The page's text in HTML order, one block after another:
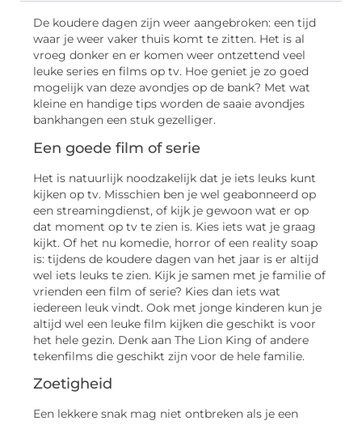
De koudere dagen zijn weer aangebroken: een tijd
waar je weer vaker thuis komt te zitten. Het is al
vroeg donker en er komen weer ontzettend veel
leuke series en films op tv. Hoe geniet je zo goed
mogelijk van deze avondjes op de bank? Met wat
kleine en handige tips worden de saaie avondjes
bankhangen een stuk gezelliger.
Een goede film of serie
Het is natuurlijk noodzakelijk dat je iets leuks kunt
kijken op tv. Misschien ben je wel geabonneerd op
een streamingdienst, of kijk je gewoon wat er op
dat moment op tv te zien is. Kies iets wat je graag
kijkt. Of het nu komedie, horror of een reality soap
is: tijdens de koudere dagen van het jaar is er altijd
wel iets leuks te zien. Kijk je samen met je familie of
vrienden een film of serie? Kies dan iets wat
iedereen leuk vindt. Ook met jonge kinderen kun je
altijd wel een leuke film kijken die geschikt is voor
het hele gezin. Denk aan The Lion King of andere
tekenfilms die geschikt zijn voor de hele familie.
Zoetigheid
Een lekkere snak mag niet ontbreken als je een